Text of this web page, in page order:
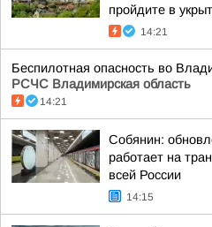
пройдите в
14:21
Беспилотная опасность во
РСЧС Владимирская область
14:21
Собянин:
работает на
всей России
14:15